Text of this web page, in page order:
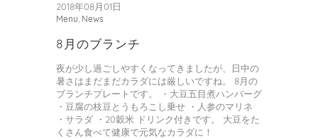
2018年08月01日
Menu, News
8月のブランチ
夜が少し過ごしやすくなってきましたが、日中の
暑さはまだまだカラダには厳しいですね。 8月の
ブランチプレートです。 ・大豆五目煮ハンバーグ
・豆腐の枝豆とうもろこし乗せ ・人参のマリネ
・サラダ ・20穀米 ドリンク付きです。 大豆をた
くさん食べて健康で元気なカラダに！